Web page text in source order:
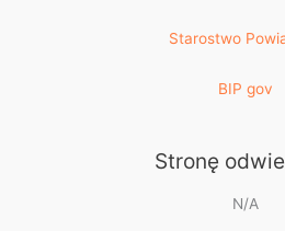
Starostwo
BIP gov
Stronę
N/A